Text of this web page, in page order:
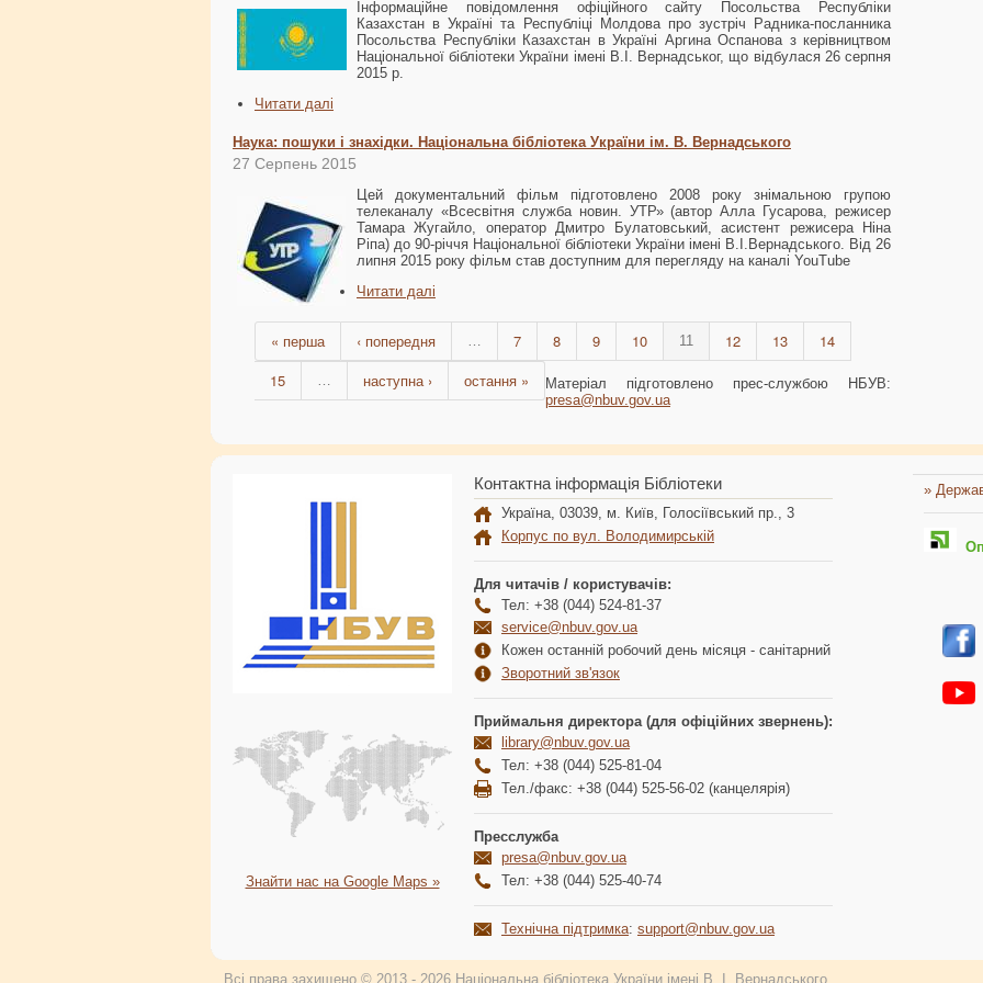
Інформаційне повідомлення офіційного сайту Посольства Республіки
Казахстан в Україні та Республіці Молдова про зустріч Радника-посланника
Посольства Республіки Казахстан в Україні Аргина Оспанова з керівництвом
Національної бібліотеки України імені В.І. Вернадськог, що відбулася 26 серпня
2015 р.
Читати далі
Наука: пошуки і знахідки. Національна бібліотека України ім. В. Вернадського
27 Серпень 2015
Цей документальний фільм підготовлено 2008 року знімальною групою
телеканалу «Всесвітня служба новин. УТР» (автор Алла Гусарова, режисер
Тамара Жугайло, оператор Дмитро Булатовський, асистент режисера Ніна
Ріпа) до 90-річчя Національної бібліотеки України імені В.І.Вернадського. Від 26
липня 2015 року фільм став доступним для перегляду на каналі YouTube
Читати далі
« перша ‹ попередня 7 8 9 10 11 12 13
14
15
наступна › остання »
Матеріал підготовлено прес-службою НБУВ:
presa@nbuv.gov.ua
Знайти нас на Google Maps »
Контактна інформація Бібліотеки
Україна, 03039, м. Київ, Голосіївський пр., 3
Корпус по вул. Володимирській
Для читачів / користувачів:
Тел: +38 (044) 524-81-37
service@nbuv.gov.ua
Кожен останній робочий день місяця - санітарний
Зворотний зв'язок
Приймальня директора (для офіційних звернень):
library@nbuv.gov.ua
Тел: +38 (044) 525-81-04
Тел./факс: +38 (044) 525-56-02 (канцелярія)
Пресслужба
presa@nbuv.gov.ua
Тел: +38 (044) 525-40-74
Технічна підтримка: support@nbuv.gov.ua
»
Всі права захищено © 2013 - 2026 Національна бібліотека України імені В. І. Вернадського